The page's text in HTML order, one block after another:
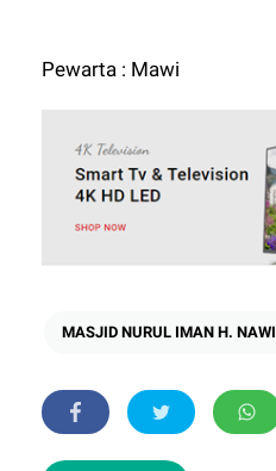
Pewarta : Mawi
MASJID NURUL IMAN H. NAWI